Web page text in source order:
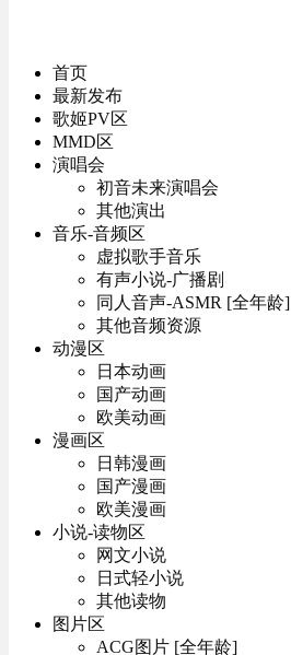
首页
最新发布
歌姬PV区
MMD区
演唱会
初音未来演唱会
其他演出
音乐-音频区
虚拟歌手音乐
有声小说-广播剧
同人音声-ASMR [全年龄]
其他音频资源
动漫区
日本动画
国产动画
欧美动画
漫画区
日韩漫画
国产漫画
欧美漫画
小说-读物区
网文小说
日式轻小说
其他读物
图片区
ACG图片 [全年龄]